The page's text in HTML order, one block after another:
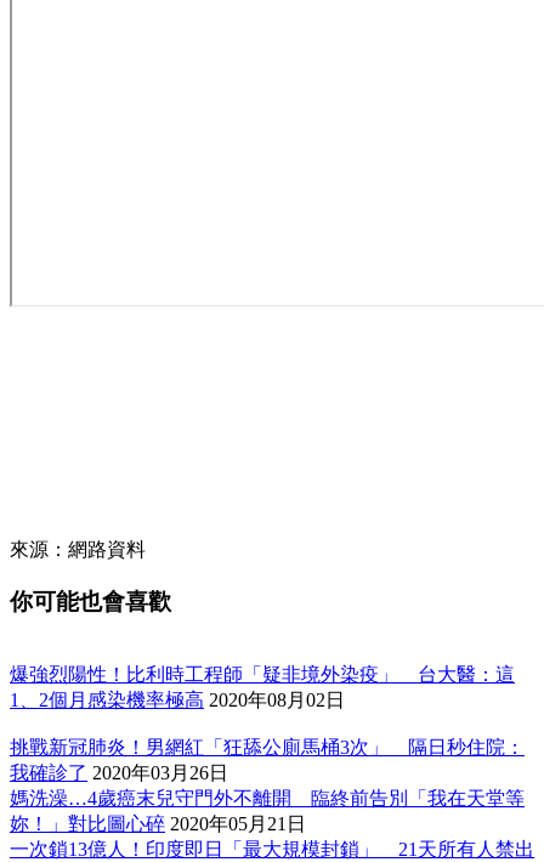
來源：網路資料
你可能也會喜歡
爆強烈陽性！比利時工程師「疑非境外染疫」 台大醫：這
1、2個月感染機率極高 2020年08月02日
挑戰新冠肺炎！男網紅「狂舔公廁馬桶3次」 隔日秒住院：
我確診了 2020年03月26日
媽洗澡…4歲癌末兒守門外不離開 臨終前告別「我在天堂等
妳！」對比圖心碎 2020年05月21日
一次鎖13億人！印度即日「最大規模封鎖」 21天所有人禁出